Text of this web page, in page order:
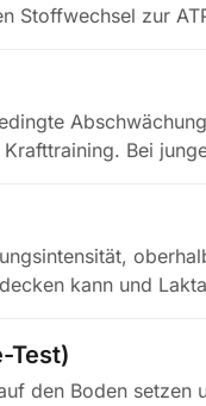
Stoffwechsel zur
Bei
kann und
Test)
den Boden setzen